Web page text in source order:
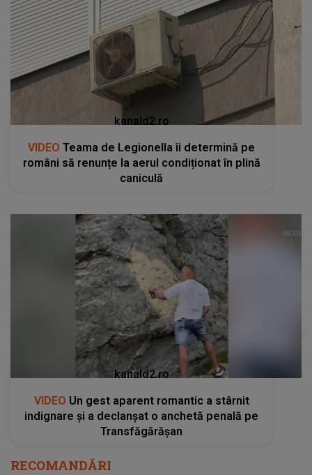
kanald2.ro
VIDEO Teama de Legionella îi determină pe
români să renunțe la aerul condiționat în plină
caniculă
kanald2.ro
VIDEO Un gest aparent romantic a stârnit
indignare și a declanșat o anchetă penală pe
Transfăgărășan
RECOMANDĂRI